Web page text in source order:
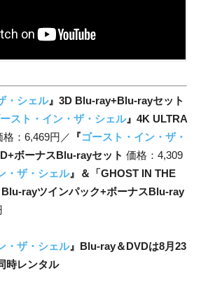
・シェル』3D Blu-ray+Blu-rayセット
スト・イン・ザ・シェル』4K ULTRA
格：6,469円／ 『ゴースト・イン・ザ・
ボーナスBlu-rayセット 価格：4,309
・ザ・シェル』＆「GHOST IN THE
rayツインパック+ボーナスBlu-ray
・ザ・シェル』Blu-ray＆DVDは8月23
時レンタル